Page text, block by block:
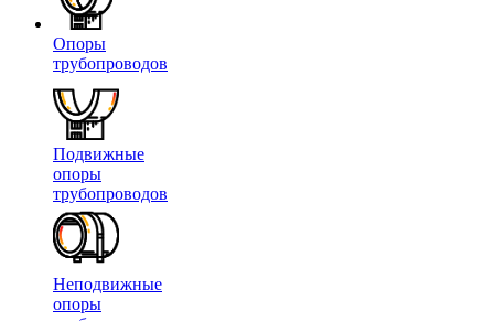
Опоры
трубопроводов
Подвижные
опоры
трубопроводов
Неподвижные
опоры